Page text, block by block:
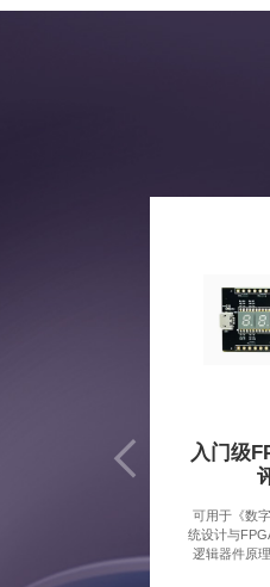
入门级
可用于《数
统设计与
逻辑器件原